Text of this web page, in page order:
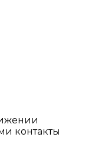
контакты